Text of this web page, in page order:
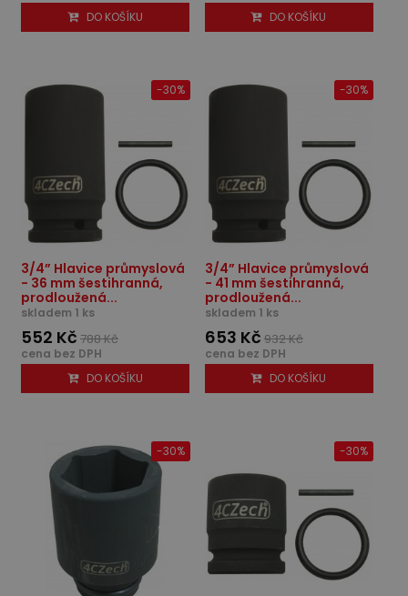
DO KOŠÍKU
DO KOŠÍKU
3/4” Hlavice průmyslová
- 36 mm šestihranná,
prodloužená...
skladem 1 ks
552 Kč 788 Kč
-30%
cena bez DPH
DO KOŠÍKU
3/4” Hlavice průmyslová
- 41 mm šestihranná,
prodloužená...
skladem 1 ks
653 Kč 932 Kč
-30%
cena bez DPH
DO KOŠÍKU
-30% -30%